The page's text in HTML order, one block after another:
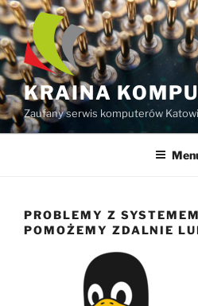
Przejdź
do
treści
KRAINA
Zaufany serwis komputerów
PROBLEMY Z
POMOŻEMY ZDALNIE